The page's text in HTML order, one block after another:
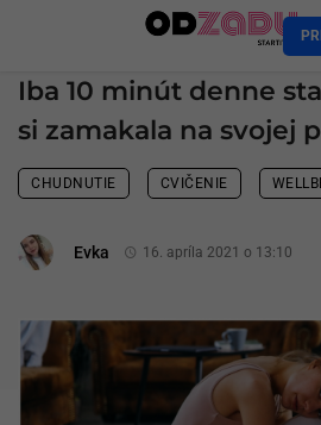
Iba 10 minút denne
si zamakala na svojej
CHUDNUTIE CVIČENIE
Evka 16. apríla 2021 o 13:10